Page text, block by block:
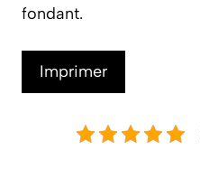
fondant.
Imprimer